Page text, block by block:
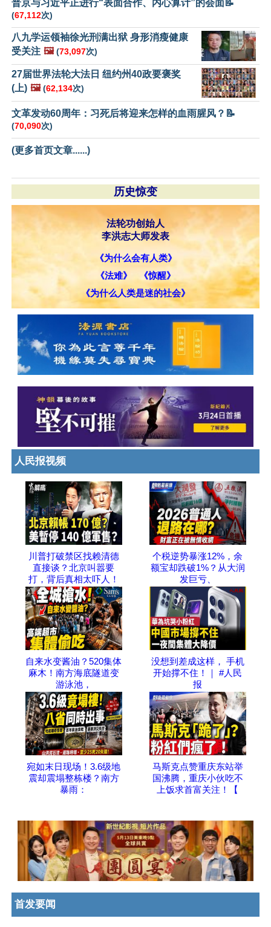
普京与习近平正进行“表面合作、内心算计”的会面📝
(67,112次)
八九学运领袖徐光刑满出狱 身形消瘦健康
受关注 🖼️ (73,097次)
27届世界法轮大法日 纽约州40政要褒奖
(上) 🖼️ (62,134次)
文革发动60周年：习死后将迎来怎样的血雨腥风？📝
(70,090次)
(更多首页文章......)
历史惊变
法轮功创始人
李洪志大师发表
《为什么会有人类》
《法难》
《惊醒》
《为什么人类是迷的社会》
人民报视频
川普打破禁区找赖清德
直接谈？北京叫嚣要
打，背后真相太吓人！
个税逆势暴涨12%，余
额宝却跌破1%？从大润
发巨亏、
自来水变酱油？520集体
麻木！南方海底隧道变
游泳池，
没想到差成这样， 手机
开始撑不住！｜ #人民
报
宛如末日现场！3.6级地
震却震塌整栋楼？南方
暴雨：
马斯克点赞重庆东站举
国沸腾，重庆小伙吃不
上饭求首富关注！【
首发要闻